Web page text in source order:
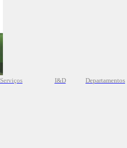
Serviços I&D Departamentos